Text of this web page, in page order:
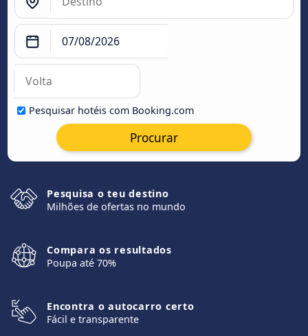
Pesquisar hotéis com Booking.com
Procurar
Pesquisa o teu destino
Milhões de ofertas no mundo
Compara os resultados
Poupa até 70%
Encontra o autocarro certo
Fácil e transparente